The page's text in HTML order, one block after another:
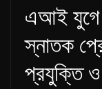
l
B
n
এআই যুগে
স্নাতক
প্রযুক্তি ও